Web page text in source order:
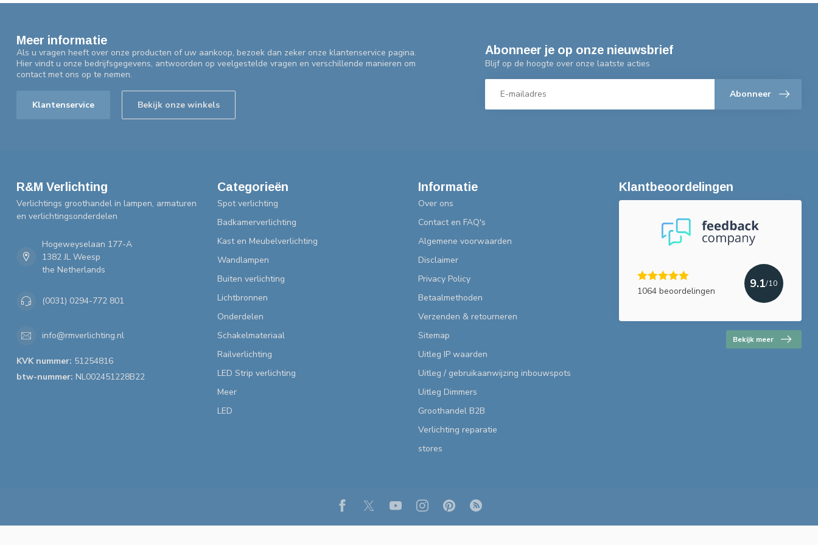
Meer informatie
Als u vragen heeft over onze producten of uw aankoop, bezoek dan zeker onze klantenservice pagina.
Hier vindt u onze bedrijfsgegevens, antwoorden op veelgestelde vragen en verschillende manieren om
contact met ons op te nemen.
Klantenservice Bekijk onze winkels
Abonneer je op onze nieuwsbrief
Blijf op de hoogte over onze laatste acties
Abonneer
R&M Verlichting
Verlichtings groothandel in lampen, armaturen
en verlichtingsonderdelen
Hogeweyselaan 177-A
1382 JL Weesp
the Netherlands
(0031) 0294-772 801
info@rmverlichting.nl
KVK nummer: 51254816
btw-nummer: NL002451228B22
Categorieën
Spot verlichting
Badkamerverlichting
Kast en Meubelverlichting
Wandlampen
Buiten verlichting
Lichtbronnen
Onderdelen
Schakelmateriaal
Railverlichting
LED Strip verlichting
Meer
LED
Informatie
Over ons
Contact en FAQ's
Algemene voorwaarden
Disclaimer
Privacy Policy
Betaalmethoden
Verzenden & retourneren
Sitemap
Uitleg IP waarden
Uitleg / gebruikaanwijzing inbouwspots
Uitleg Dimmers
Groothandel B2B
Verlichting reparatie
stores
Klantbeoordelingen
1064 beoordelingen
9.1/10
Bekijk meer